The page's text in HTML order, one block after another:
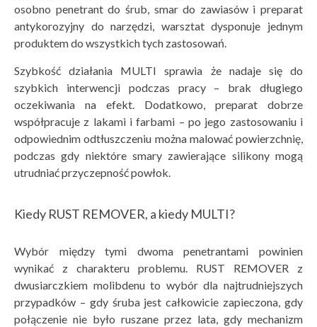
osobno penetrant do śrub, smar do zawiasów i preparat
antykorozyjny do narzędzi, warsztat dysponuje jednym
produktem do wszystkich tych zastosowań.
Szybkość działania MULTI sprawia że nadaje się do
szybkich interwencji podczas pracy – brak długiego
oczekiwania na efekt. Dodatkowo, preparat dobrze
współpracuje z lakami i farbami – po jego zastosowaniu i
odpowiednim odtłuszczeniu można malować powierzchnię,
podczas gdy niektóre smary zawierające silikony mogą
utrudniać przyczepność powłok.
Kiedy RUST REMOVER, a kiedy MULTI?
Wybór między tymi dwoma penetrantami powinien
wynikać z charakteru problemu. RUST REMOVER z
dwusiarczkiem molibdenu to wybór dla najtrudniejszych
przypadków – gdy śruba jest całkowicie zapieczona, gdy
połączenie nie było ruszane przez lata, gdy mechanizm